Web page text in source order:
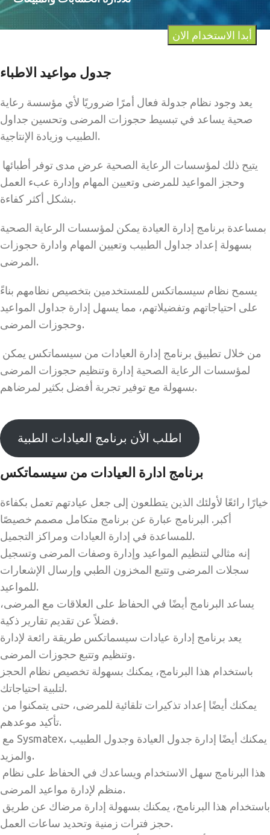
أبدا الاستخدام الان
جدول مواعيد الاطباء
يعد وجود نظام جدولة فعال أمرًا ضروريًا لأي مؤسسة رعاية
صحية يساعد في تبسيط حجوزات المرضى وتحسين جداول
الطبيب وزيادة الإنتاجية.
وحجز المواعيد للمرضى وتعيين المهام وإدارة عبء العمل
بشكل أكثر كفاءة.
بمساعدة برنامج إدارة العيادة يمكن لمؤسسات الرعاية الصحية
بسهولة إعداد جداول الطبيب وتعيين المهام وادارة حجوزات
المرضى.
يسمح نظام سيسماتكس للمستخدمين بتخصيص نظامهم بناءً
على احتياجاتهم وتفضيلاتهم، مما يسهل إدارة جداول المواعيد
وحجوزات المرضى.
لمؤسسات الرعاية الصحية إدارة وتنظيم حجوزات المرضى
بسهولة مع توفير تجربة أفضل بكثير لمرضاهم.
اطلب الأن برنامج العيادات الطبية
برنامج ادارة العيادات من سيسماتكس
خيارًا رائعًا لأولئك الذين يتطلعون إلى جعل عيادتهم تعمل بكفاءة
أكبر. البرنامج عبارة عن برنامج متكامل مصمم خصيصًا
للمساعدة في إدارة العيادات ومراكز التجميل.
إنه مثالي لتنظيم المواعيد وإدارة وصفات المرضى وتسجيل
سجلات المرضى وتتبع المخزون الطبي وإرسال الإشعارات
للمواعيد.
يساعد البرنامج أيضًا في الحفاظ على العلاقات مع المرضى،
فضلاً عن تقديم تقارير ذكية.
يعد برنامج إدارة عيادات سيسماتكس طريقة رائعة لإدارة
وتنظيم وتتبع حجوزات المرضى.
باستخدام هذا البرنامج، يمكنك بسهولة تخصيص نظام الحجز
لتلبية احتياجاتك.
تأكيد موعدهم.
والمزيد.
منظم لإدارة مواعيد المرضى.
حجز فترات زمنية وتحديد ساعات العمل.